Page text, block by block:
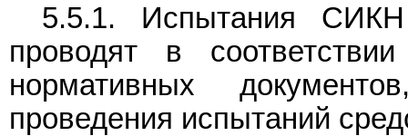
5.5.1. Испытания
проводят в
нормативных
проведения испытаний